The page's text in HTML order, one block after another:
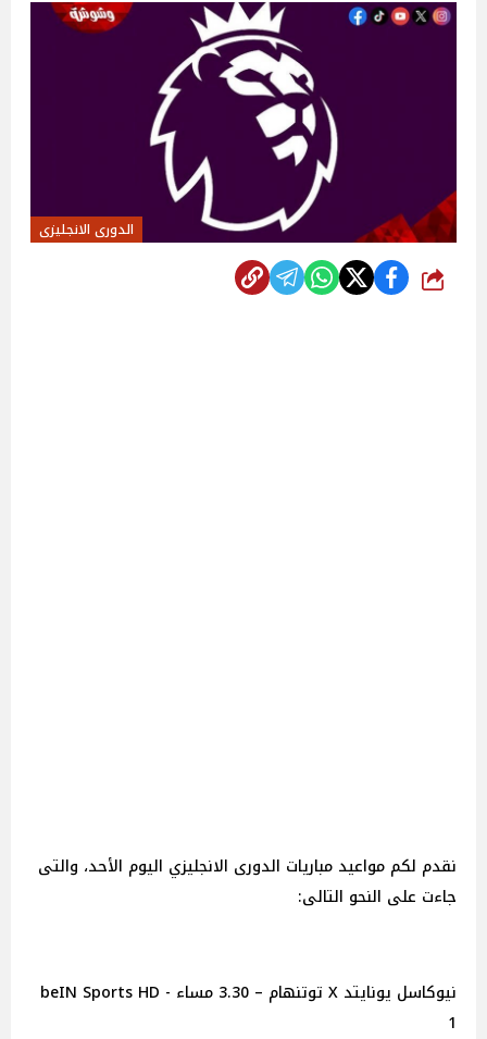
الدورى الانجليزى
شارك
نقدم لكم مواعيد مباريات الدورى الانجليزي اليوم الأحد، والتى
جاءت على النحو التالى:
نيوكاسل يونايتد X توتنهام – 3.30 مساء - beIN Sports HD
1